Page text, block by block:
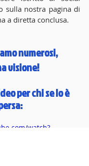
sulla nostra pagina di
a diretta conclusa.
numerosi,
visione!
per chi se lo è
watch?